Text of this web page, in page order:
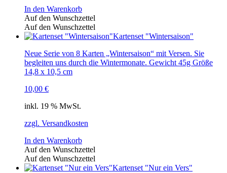
In den Warenkorb
Auf den Wunschzettel
Auf den Wunschzettel
Kartenset "Wintersaison"
Neue Serie von 8 Karten „Wintersaison“ mit Versen. Sie
begleiten uns durch die Wintermonate. Gewicht 45g Größe
14,8 x 10,5 cm
10,00 €
inkl. 19 % MwSt.
zzgl. Versandkosten
In den Warenkorb
Auf den Wunschzettel
Auf den Wunschzettel
Kartenset "Nur ein Vers"